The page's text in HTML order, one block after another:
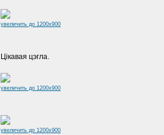
увеличить до 1200x900
Цікавая цэгла.
увеличить до 1200x900
увеличить до 1200x900